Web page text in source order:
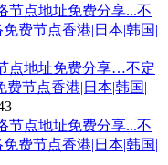
点地址免费分享…不定
节点香港|日本|韩国|